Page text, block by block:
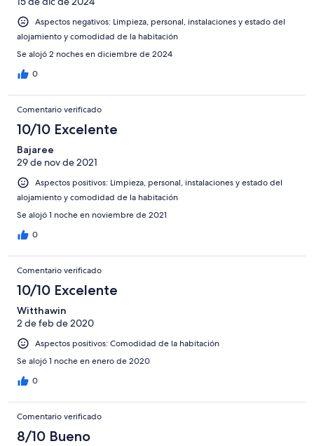
Aspectos negativos: Limpieza, personal, instalaciones y estado del
alojamiento y comodidad de la habitación
Se alojó 2 noches en diciembre de 2024
0
Comentario verificado
10/10 Excelente
Bajaree
29 de nov de 2021
Aspectos positivos: Limpieza, personal, instalaciones y estado del
alojamiento y comodidad de la habitación
Se alojó 1 noche en noviembre de 2021
0
Comentario verificado
10/10 Excelente
Witthawin
2 de feb de 2020
Aspectos positivos: Comodidad de la habitación
Se alojó 1 noche en enero de 2020
0
Comentario verificado
8/10 Bueno